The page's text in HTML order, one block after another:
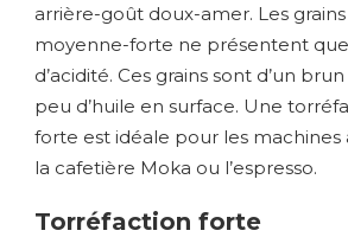
arrière-goût doux-amer. Les
moyenne-forte ne présentent
d’acidité. Ces grains sont d’un
peu d’huile en surface. Une
forte est idéale pour les machines
la cafetière Moka ou l’espresso.
Torréfaction forte